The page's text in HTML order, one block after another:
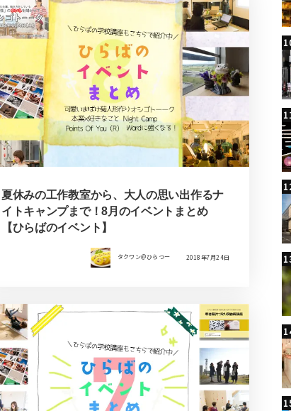
夏休みの工作教室から、大人の思い出作るナ
イトキャンプまで！8月のイベントまとめ
【ひらばのイベント】
タクワン＠ひらつー 2018年7月24日